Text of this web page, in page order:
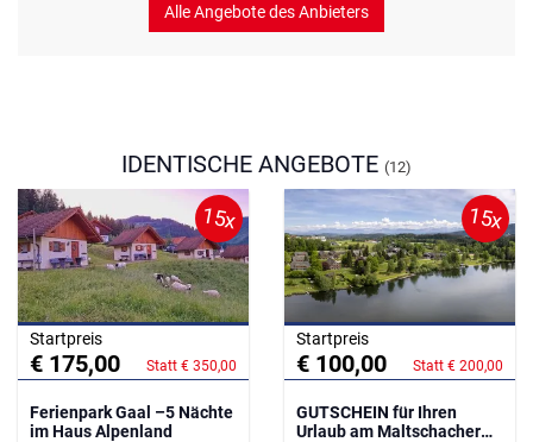
Alle Angebote des Anbieters
IDENTISCHE ANGEBOTE (12)
15x
Startpreis
€ 175,00 Statt € 350,00
Ferienpark Gaal –5 Nächte
im Haus Alpenland
15x
Startpreis
€ 100,00 Statt € 200,00
GUTSCHEIN für Ihren
Urlaub am Maltschacher